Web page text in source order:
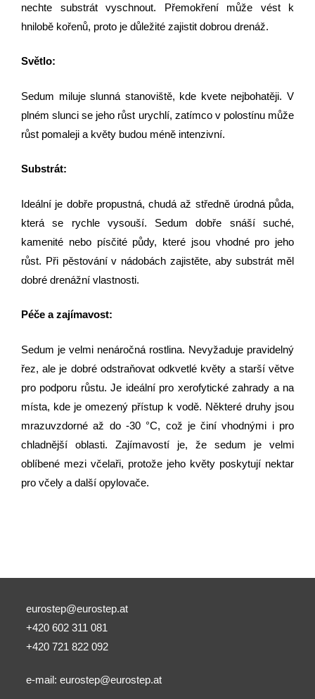
nechte substrát vyschnout. Přemokření může vést k
hnilobě kořenů, proto je důležité zajistit dobrou drenáž.
Světlo:
Sedum miluje slunná stanoviště, kde kvete nejbohatěji. V
plném slunci se jeho růst urychlí, zatímco v polostínu může
růst pomaleji a květy budou méně intenzivní.
Substrát:
Ideální je dobře propustná, chudá až středně úrodná půda,
která se rychle vysouší. Sedum dobře snáší suché,
kamenité nebo písčité půdy, které jsou vhodné pro jeho
růst. Při pěstování v nádobách zajistěte, aby substrát měl
dobré drenážní vlastnosti.
Péče a zajímavost:
Sedum je velmi nenáročná rostlina. Nevyžaduje pravidelný
řez, ale je dobré odstraňovat odkvetlé květy a starší větve
pro podporu růstu. Je ideální pro xerofytické zahrady a na
místa, kde je omezený přístup k vodě. Některé druhy jsou
mrazuvzdorné až do -30 °C, což je činí vhodnými i pro
chladnější oblasti. Zajímavostí je, že sedum je velmi
oblíbené mezi včelaři, protože jeho květy poskytují nektar
pro včely a další opylovače.
eurostep@eurostep.at
+420 602 311 081
+420 721 822 092
e-mail:eurostep@eurostep.at